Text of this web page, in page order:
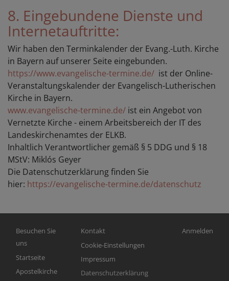
8. Eingebundene Dienste und
Internetauftritte:
Wir haben den Terminkalender der Evang.-Luth. Kirche
in Bayern auf unserer Seite eingebunden.
https://www.evangelische-termine.de/ ist der Online-
Veranstaltungskalender der Evangelisch-Lutherischen
Kirche in Bayern.
www.evangelische-termine.de/ ist ein Angebot von
Vernetzte Kirche - einem Arbeitsbereich der IT des
Landeskirchenamtes der ELKB.
Inhaltlich Verantwortlicher gemäß § 5 DDG und § 18
MStV: Miklós Geyer
Die Datenschutzerklärung finden Sie
hier: https://evangelische-termine.de/datenschutz
Hauptnavigation
Besuchen Sie
uns
Startseite
Apostelkirche
Fußbereichsmenü
Kontakt
Cookie-Einstellungen
Impressum
Datenschutzerklärung
Anmelden